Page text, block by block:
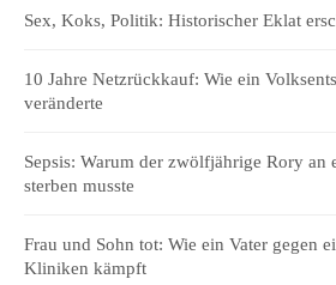
Sex, Koks, Politik: Historischer Eklat
10 Jahre Netzrückkauf: Wie ein
veränderte
Sepsis: Warum der zwölfjährige Rory an
sterben musste
Frau und Sohn tot: Wie ein Vater gegen
Kliniken kämpft